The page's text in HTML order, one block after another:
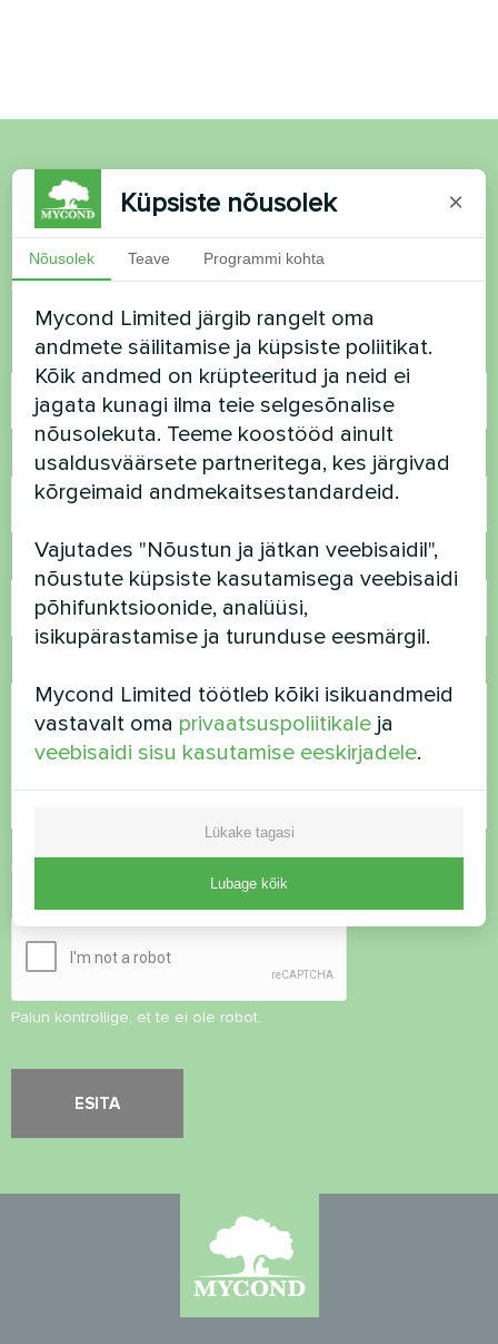
Soovid osta või on
küsimusi?
Võtke meiega ühendust ja me aitame teid
Nimi
Telefoninumber
E-post
Turvalisuse kontroll*
Palun kontrollige, et te ei ole robot.
Küpsiste nõusolek ×
Nõusolek Teave Programmi kohta
Mycond Limited järgib rangelt oma
andmete säilitamise ja küpsiste poliitikat.
Kõik andmed on krüpteeritud ja neid ei
jagata kunagi ilma teie selgesõnalise
nõusolekuta. Teeme koostööd ainult
usaldusväärsete partneritega, kes järgivad
kõrgeimaid andmekaitsestandardeid.
Vajutades "Nõustun ja jätkan veebisaidil",
nõustute küpsiste kasutamisega veebisaidi
põhifunktsioonide, analüüsi,
isikupärastamise ja turunduse eesmärgil.
Mycond Limited töötleb kõiki isikuandmeid
vastavalt oma privaatsuspoliitikale ja
veebisaidi sisu kasutamise eeskirjadele.
Lükake tagasi
Lubage kõik